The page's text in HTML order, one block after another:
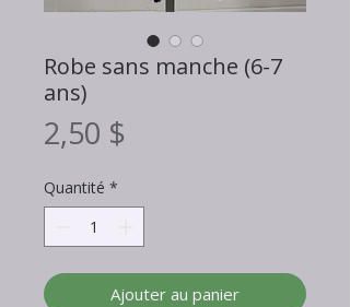
Robe sans manche (6-7
ans)
2,50 $
Quantité *
Ajouter au panier